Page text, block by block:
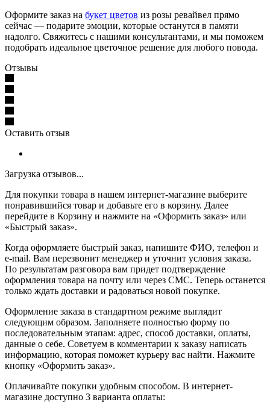
Оформите заказ на букет цветов из розы ревайвел прямо
сейчас — подарите эмоции, которые останутся в памяти
надолго. Свяжитесь с нашими консультантами, и мы поможем
подобрать идеальное цветочное решение для любого повода.
Отзывы
Оставить отзыв
Загрузка отзывов...
Для покупки товара в нашем интернет-магазине выберите
понравившийся товар и добавьте его в корзину. Далее
перейдите в Корзину и нажмите на «Оформить заказ» или
«Быстрый заказ».
Когда оформляете быстрый заказ, напишите ФИО, телефон и
e-mail. Вам перезвонит менеджер и уточнит условия заказа.
По результатам разговора вам придет подтверждение
оформления товара на почту или через СМС. Теперь останется
только ждать доставки и радоваться новой покупке.
Оформление заказа в стандартном режиме выглядит
следующим образом. Заполняете полностью форму по
последовательным этапам: адрес, способ доставки, оплаты,
данные о себе. Советуем в комментарии к заказу написать
информацию, которая поможет курьеру вас найти. Нажмите
кнопку «Оформить заказ».
Оплачивайте покупки удобным способом. В интернет-
магазине доступно 3 варианта оплаты: